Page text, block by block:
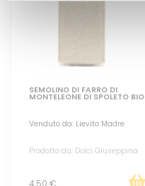
SEMOLINO DI FARRO DI
MONTELEONE DI SPOLETO BIO
Venduto da: Lievito Madre
Prodotto da: Dolci Giuseppina